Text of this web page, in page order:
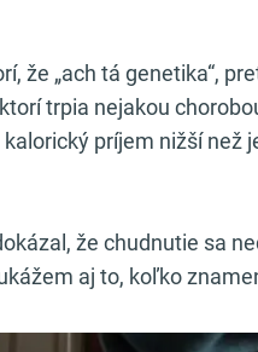
že „ach tá genetika“,
trpia nejakou
príjem nižší než
že chudnutie sa
aj to, koľko